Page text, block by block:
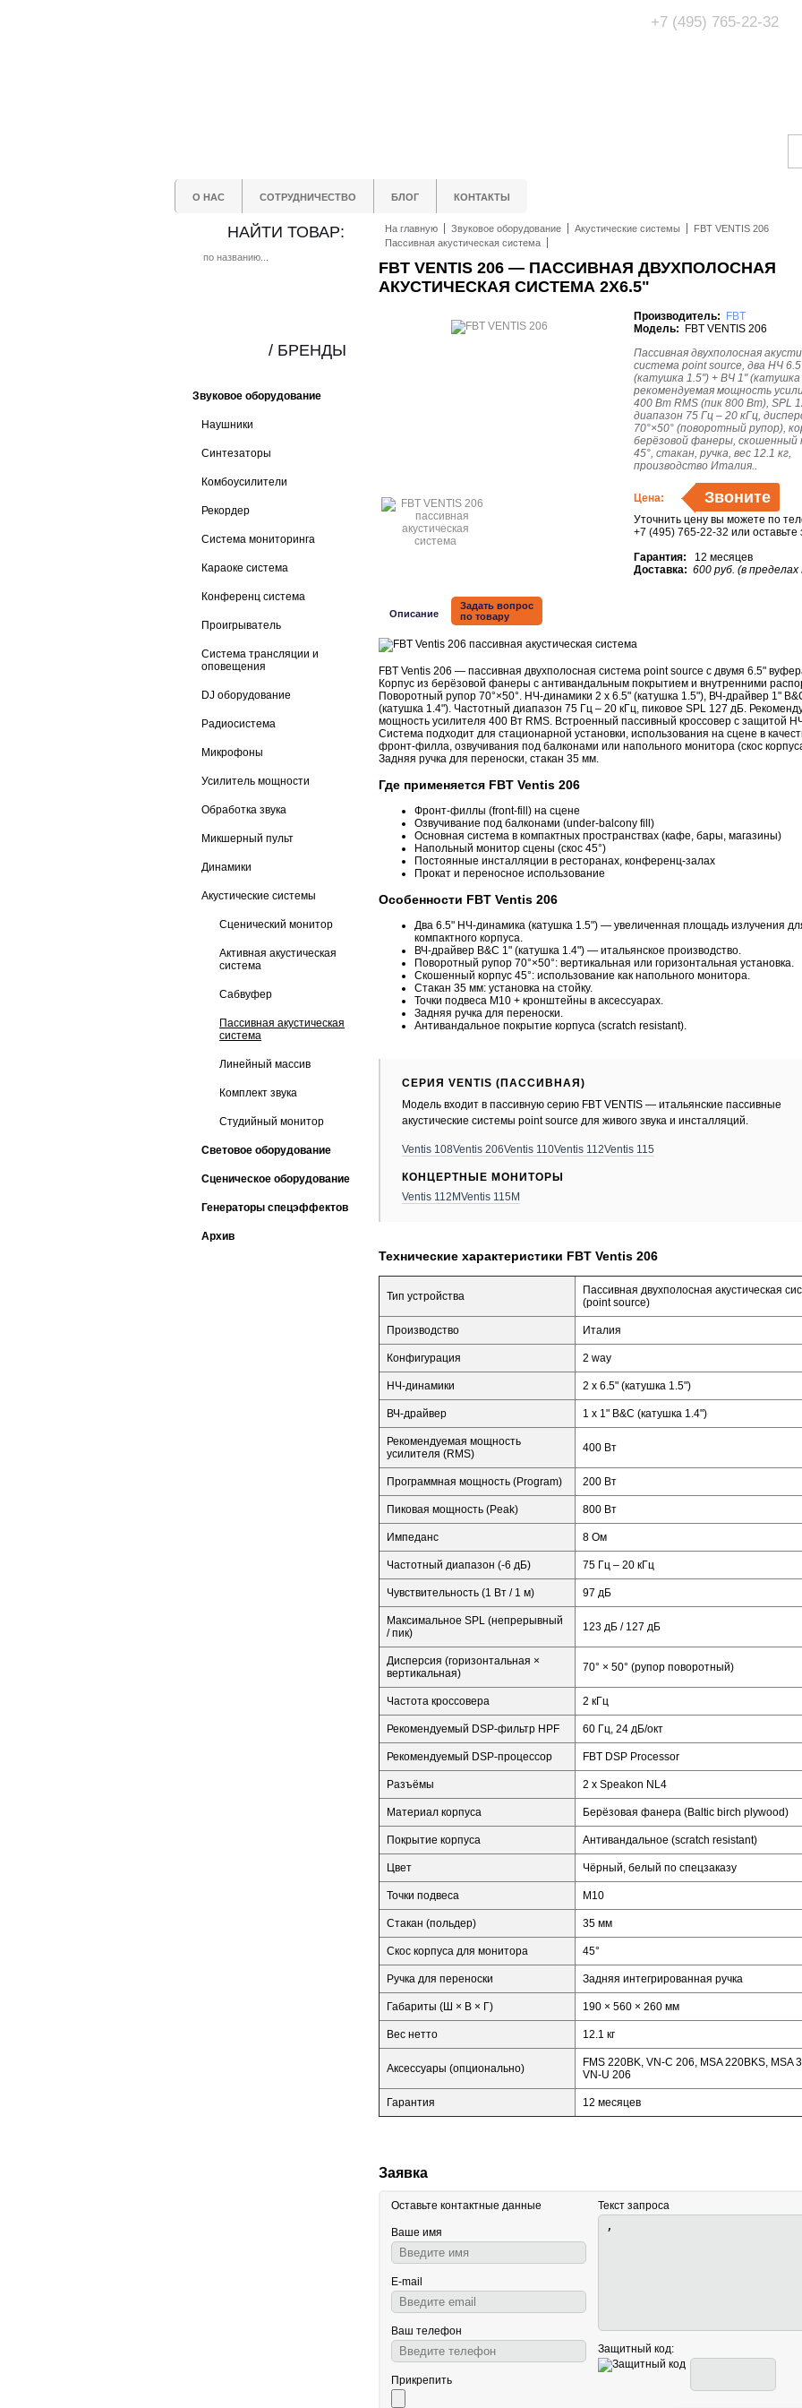
+7 (495) 765-22-32
О НАС СОТРУДНИЧЕСТВО БЛОГ КОНТАКТЫ
НАЙТИ ТОВАР:
Звуковое оборудование
Наушники
Синтезаторы
Комбоусилители
Рекордер
Система мониторинга
Караоке система
Конференц система
Проигрыватель
Система трансляции и
оповещения
DJ оборудование
Радиосистема
Микрофоны
Усилитель мощности
Обработка звука
Микшерный пульт
Динамики
Акустические системы
Сценический монитор
Активная акустическая
система
Сабвуфер
Пассивная акустическая
система
Линейный массив
Комплект звука
Студийный монитор
Световое оборудование
Сценическое оборудование
Генераторы спецэффектов
Архив
/ БРЕНДЫ
На главную Звуковое оборудование
Акустические системы
Пассивная акустическая система
FBT VENTIS 206
FBT VENTIS 206 — ПАССИВНАЯ ДВУХПОЛОСНАЯ
АКУСТИЧЕСКАЯ СИСТЕМА 2X6.5"
Производитель:
FBT
Модель: FBT VENTIS 206
Пассивная двухполосная
система point source, два НЧ
(катушка 1.5") + ВЧ 1" (катушка
рекомендуемая мощность
400 Вт RMS (пик 800 Вт), SPL
диапазон 75 Гц – 20 кГц,
70°×50° (поворотный рупор),
берёзовой фанеры, скошенный
45°, стакан, ручка, вес 12.1 кг,
производство Италия..
Цена: Звоните
Уточнить цену вы можете по
+7 (495) 765-22-32 или оставьте
Гарантия: 12 месяцев
Доставка: 600 руб. (в
Описание
Задать вопрос
по товару
FBT Ventis 206 — пассивная двухполосная система point source с двумя 6.5"
Корпус из берёзовой фанеры с антивандальным покрытием и внутренними
Поворотный рупор 70°×50°. НЧ-динамики 2 x 6.5" (катушка 1.5"), ВЧ-драйвер 1"
(катушка 1.4"). Частотный диапазон 75 Гц – 20 кГц, пиковое SPL 127 дБ.
мощность усилителя 400 Вт RMS. Встроенный пассивный кроссовер с защитой
Система подходит для стационарной установки, использования на сцене в
фронт-филла, озвучивания под балконами или напольного монитора (скос
Задняя ручка для переноски, стакан 35 мм.
Где применяется FBT Ventis 206
Фронт-филлы (front-fill) на сцене
Озвучивание под балконами (under-balcony fill)
Основная система в компактных пространствах (кафе, бары, магазины)
Напольный монитор сцены (скос 45°)
Постоянные инсталляции в ресторанах, конференц-залах
Прокат и переносное использование
Особенности FBT Ventis 206
Два 6.5" НЧ-динамика (катушка 1.5") — увеличенная площадь излучения
компактного корпуса.
ВЧ-драйвер B&C 1" (катушка 1.4") — итальянское производство.
Поворотный рупор 70°×50°: вертикальная или горизонтальная установка.
Скошенный корпус 45°: использование как напольного монитора.
Стакан 35 мм: установка на стойку.
Точки подвеса M10 + кронштейны в аксессуарах.
Задняя ручка для переноски.
Антивандальное покрытие корпуса (scratch resistant).
СЕРИЯ VENTIS (ПАССИВНАЯ)
Модель входит в пассивную серию FBT VENTIS — итальянские пассивные
акустические системы point source для живого звука и инсталляций.
Ventis 108Ventis 206Ventis 110Ventis 112Ventis 115
КОНЦЕРТНЫЕ МОНИТОРЫ
Ventis 112MVentis 115M
Технические характеристики FBT Ventis 206
Тип устройства
Пассивная двухполосная акустическая
(point source)
Производство Италия
Конфигурация 2 way
НЧ-динамики 2 x 6.5" (катушка 1.5")
ВЧ-драйвер 1 x 1" B&C (катушка 1.4")
Рекомендуемая мощность
усилителя (RMS)
400 Вт
Программная мощность (Program) 200 Вт
Пиковая мощность (Peak) 800 Вт
Импеданс 8 Ом
Частотный диапазон (-6 дБ) 75 Гц – 20 кГц
Чувствительность (1 Вт / 1 м) 97 дБ
Максимальное SPL (непрерывный
/ пик)
123 дБ / 127 дБ
Дисперсия (горизонтальная ×
вертикальная)
70° × 50° (рупор поворотный)
Частота кроссовера 2 кГц
Рекомендуемый DSP-фильтр HPF 60 Гц, 24 дБ/окт
Рекомендуемый DSP-процессор FBT DSP Processor
Разъёмы 2 x Speakon NL4
Материал корпуса Берёзовая фанера (Baltic birch plywood)
Покрытие корпуса Антивандальное (scratch resistant)
Цвет Чёрный, белый по спецзаказу
Точки подвеса M10
Стакан (польдер) 35 мм
Скос корпуса для монитора 45°
Ручка для переноски Задняя интегрированная ручка
Габариты (Ш × В × Г) 190 × 560 × 260 мм
Вес нетто 12.1 кг
Аксессуары (опционально)
FMS 220BK, VN-C 206, MSA 220BKS, MSA
VN-U 206
Гарантия 12 месяцев
Заявка
Оставьте контактные данные
Ваше имя
E-mail
Ваш телефон
Прикрепить
Текст запроса
Защитный код: